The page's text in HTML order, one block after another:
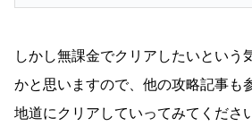
しかし無課金でクリアしたいという
かと思いますので、他の攻略記事も
地道にクリアしていってみてください